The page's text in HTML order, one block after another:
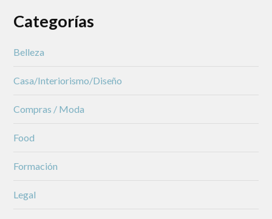
Categorías
Belleza
Casa/Interiorismo/Diseño
Compras / Moda
Food
Formación
Legal